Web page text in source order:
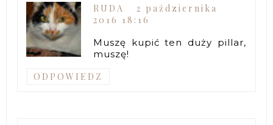
RUDA
2 października
2016 18:16
Muszę kupić ten duży pillar,
muszę!
ODPOWIEDZ